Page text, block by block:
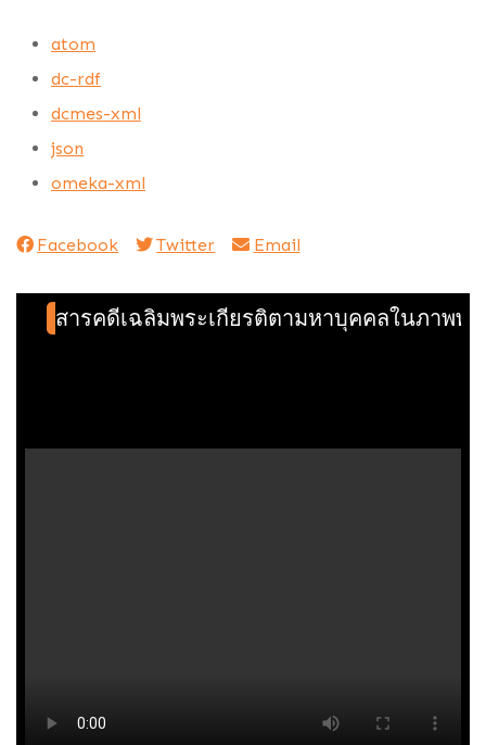
atom
dc-rdf
dcmes-xml
json
omeka-xml
Facebook Twitter Email
สารคดีเฉลิมพระเกียรติตามหาบุคคลในภาพ